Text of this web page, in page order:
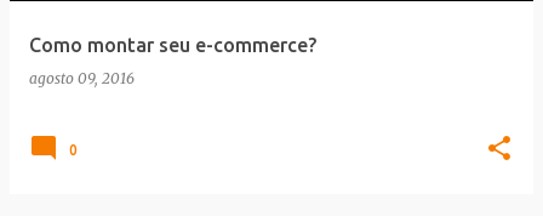
Como montar seu e-commerce?
agosto 09, 2016
0